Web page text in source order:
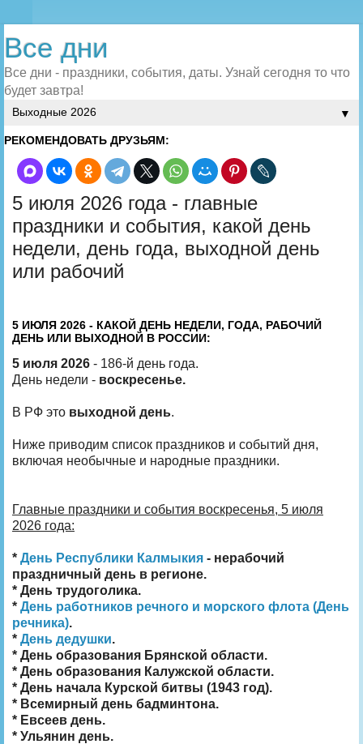
Все дни
Все дни - праздники, события, даты. Узнай сегодня то что
будет завтра!
▼
РЕКОМЕНДОВАТЬ ДРУЗЬЯМ:
5 июля 2026 года - главные
праздники и события, какой день
недели, день года, выходной день
или рабочий
5 ИЮЛЯ 2026 - КАКОЙ ДЕНЬ НЕДЕЛИ, ГОДА, РАБОЧИЙ
ДЕНЬ ИЛИ ВЫХОДНОЙ В РОССИИ:
5 июля 2026 - 186-й день года.
День недели - воскресенье.
В РФ это выходной день.
Ниже приводим список праздников и событий дня,
включая необычные и народные праздники.
Главные праздники и события воскресенья, 5 июля
2026 года:
* День Республики Калмыкия - нерабочий
праздничный день в регионе.
* День трудоголика.
* День работников речного и морского флота (День
речника).
* День дедушки.
* День образования Брянской области.
* День образования Калужской области.
* День начала Курской битвы (1943 год).
* Всемирный день бадминтона.
* Евсеев день.
* Ульянин день.